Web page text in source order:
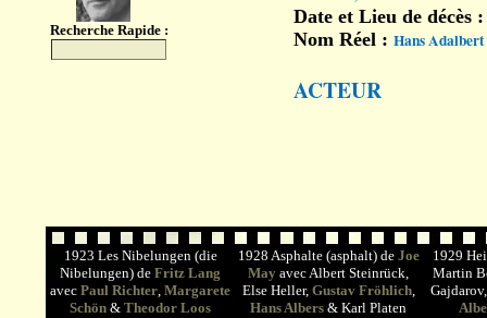
Recherche Rapide :
Date et Lieu de décès
Nom Réel : Hans Adalbert
ACTEUR
1923 Les Nibelungen (die
Nibelungen) de Fritz Lang
avec Paul Richter, Margarete
Schön & Theodor Loos
1928 Asphalte (asphalt) de Joe
May avec Albert Steinrück,
Else Heller, Gustav Fröhlich,
Hans Albers & Karl Platen
1929
Martin